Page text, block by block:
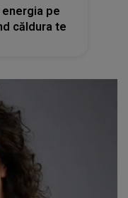
pe
căldura te